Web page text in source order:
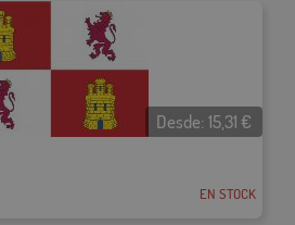
Desde:15,31 €
EN STOCK